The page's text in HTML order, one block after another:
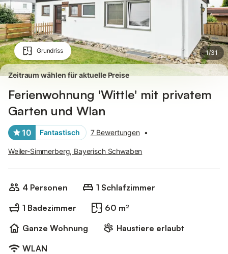
Grundriss 1/31
Zeitraum wählen für aktuelle Preise
Ferienwohnung 'Wittle' mit privatem
Garten und Wlan
10 Fantastisch 7 Bewertungen •
Weiler-Simmerberg, Bayerisch Schwaben
4 Personen
1 Schlafzimmer
1 Badezimmer
60 m²
Ganze Wohnung
Haustiere erlaubt
WLAN